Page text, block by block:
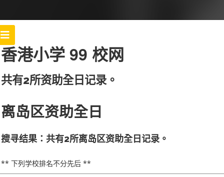
香港小学 99 校网
共有2所资助全日记录。
离岛区资助全日
搜寻结果：共有2所离岛区资助全日记录。
** 下列学校排名不分先后 **